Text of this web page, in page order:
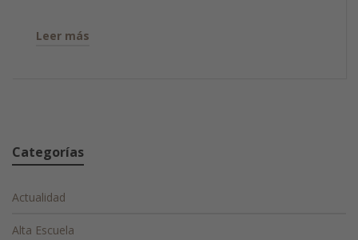
Leer más
Categorías
Actualidad
Alta Escuela